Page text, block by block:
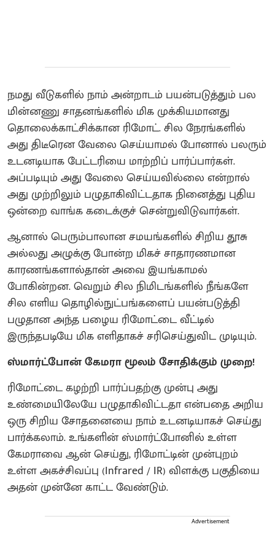
நமது வீடுகளில் நாம் அன்றாடம் பயன்படுத்தும் பல
மின்னணு சாதனங்களில் மிக முக்கியமானது
தொலைக்காட்சிக்கான ரிமோட். சில நேரங்களில்
அது திடீரென வேலை செய்யாமல் போனால் பலரும்
உடனடியாக பேட்டரியை மாற்றிப் பார்ப்பார்கள்.
அப்படியும் அது வேலை செய்யவில்லை என்றால்
அது முற்றிலும் பழுதாகிவிட்டதாக நினைத்து புதிய
ஒன்றை வாங்க கடைக்குச் சென்றுவிடுவார்கள்.
ஆனால் பெரும்பாலான சமயங்களில் சிறிய தூசு
அல்லது அழுக்கு போன்ற மிகச் சாதாரணமான
காரணங்களால்தான் அவை இயங்காமல்
போகின்றன. வெறும் சில நிமிடங்களில் நீங்களே
சில எளிய தொழில்நுட்பங்களைப் பயன்படுத்தி
பழுதான அந்த பழைய ரிமோட்டை வீட்டில்
இருந்தபடியே மிக எளிதாகச் சரிசெய்துவிட முடியும்.
ஸ்மார்ட்போன் கேமரா மூலம் சோதிக்கும் முறை!
ரிமோட்டை கழற்றி பார்ப்பதற்கு முன்பு அது
உண்மையிலேயே பழுதாகிவிட்டதா என்பதை அறிய
ஒரு சிறிய சோதனையை நாம் உடனடியாகச் செய்து
பார்க்கலாம். உங்களின் ஸ்மார்ட்போனில் உள்ள
கேமராவை ஆன் செய்து, ரிமோட்டின் முன்புறம்
உள்ள அகச்சிவப்பு (Infrared / IR) விளக்கு பகுதியை
அதன் முன்னே காட்ட வேண்டும்.
Advertisement